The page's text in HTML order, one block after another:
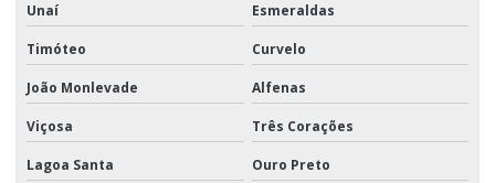
Unaí Esmeraldas
Timóteo Curvelo
João Monlevade Alfenas
Viçosa Três Corações
Lagoa Santa Ouro Preto